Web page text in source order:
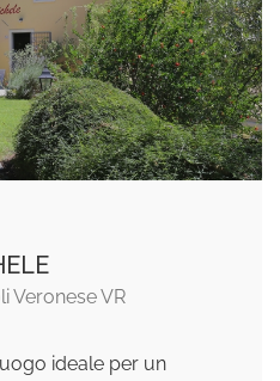
Veronese VR
ideale per un